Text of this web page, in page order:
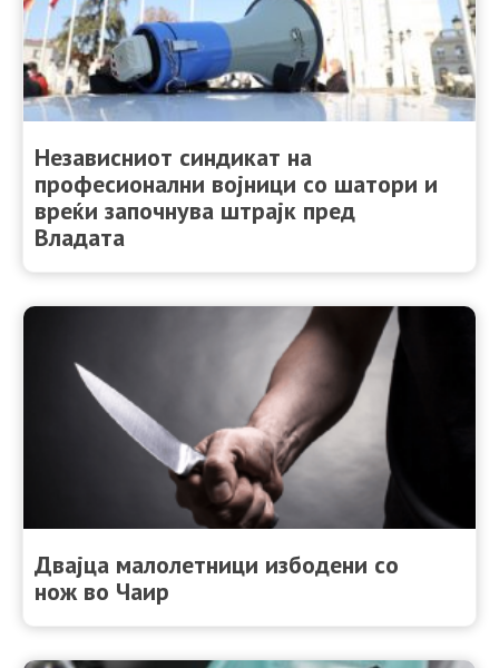
Независниот синдикат на
професионални војници со шатори и
вреќи започнува штрајк пред
Владата
Двајца малолетници избодени со
нож во Чаир